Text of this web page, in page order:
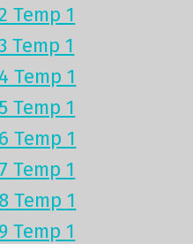
Temp 1
Temp 1
Temp 1
Temp 1
Temp 1
Temp 1
Temp 1
Temp 1